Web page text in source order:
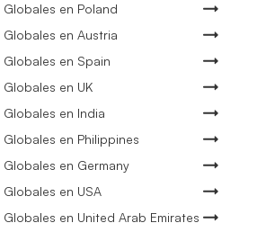
en Poland
en Austria
en Spain
en UK
en India
en Philippines
en Germany
en USA
en United Arab Emirates